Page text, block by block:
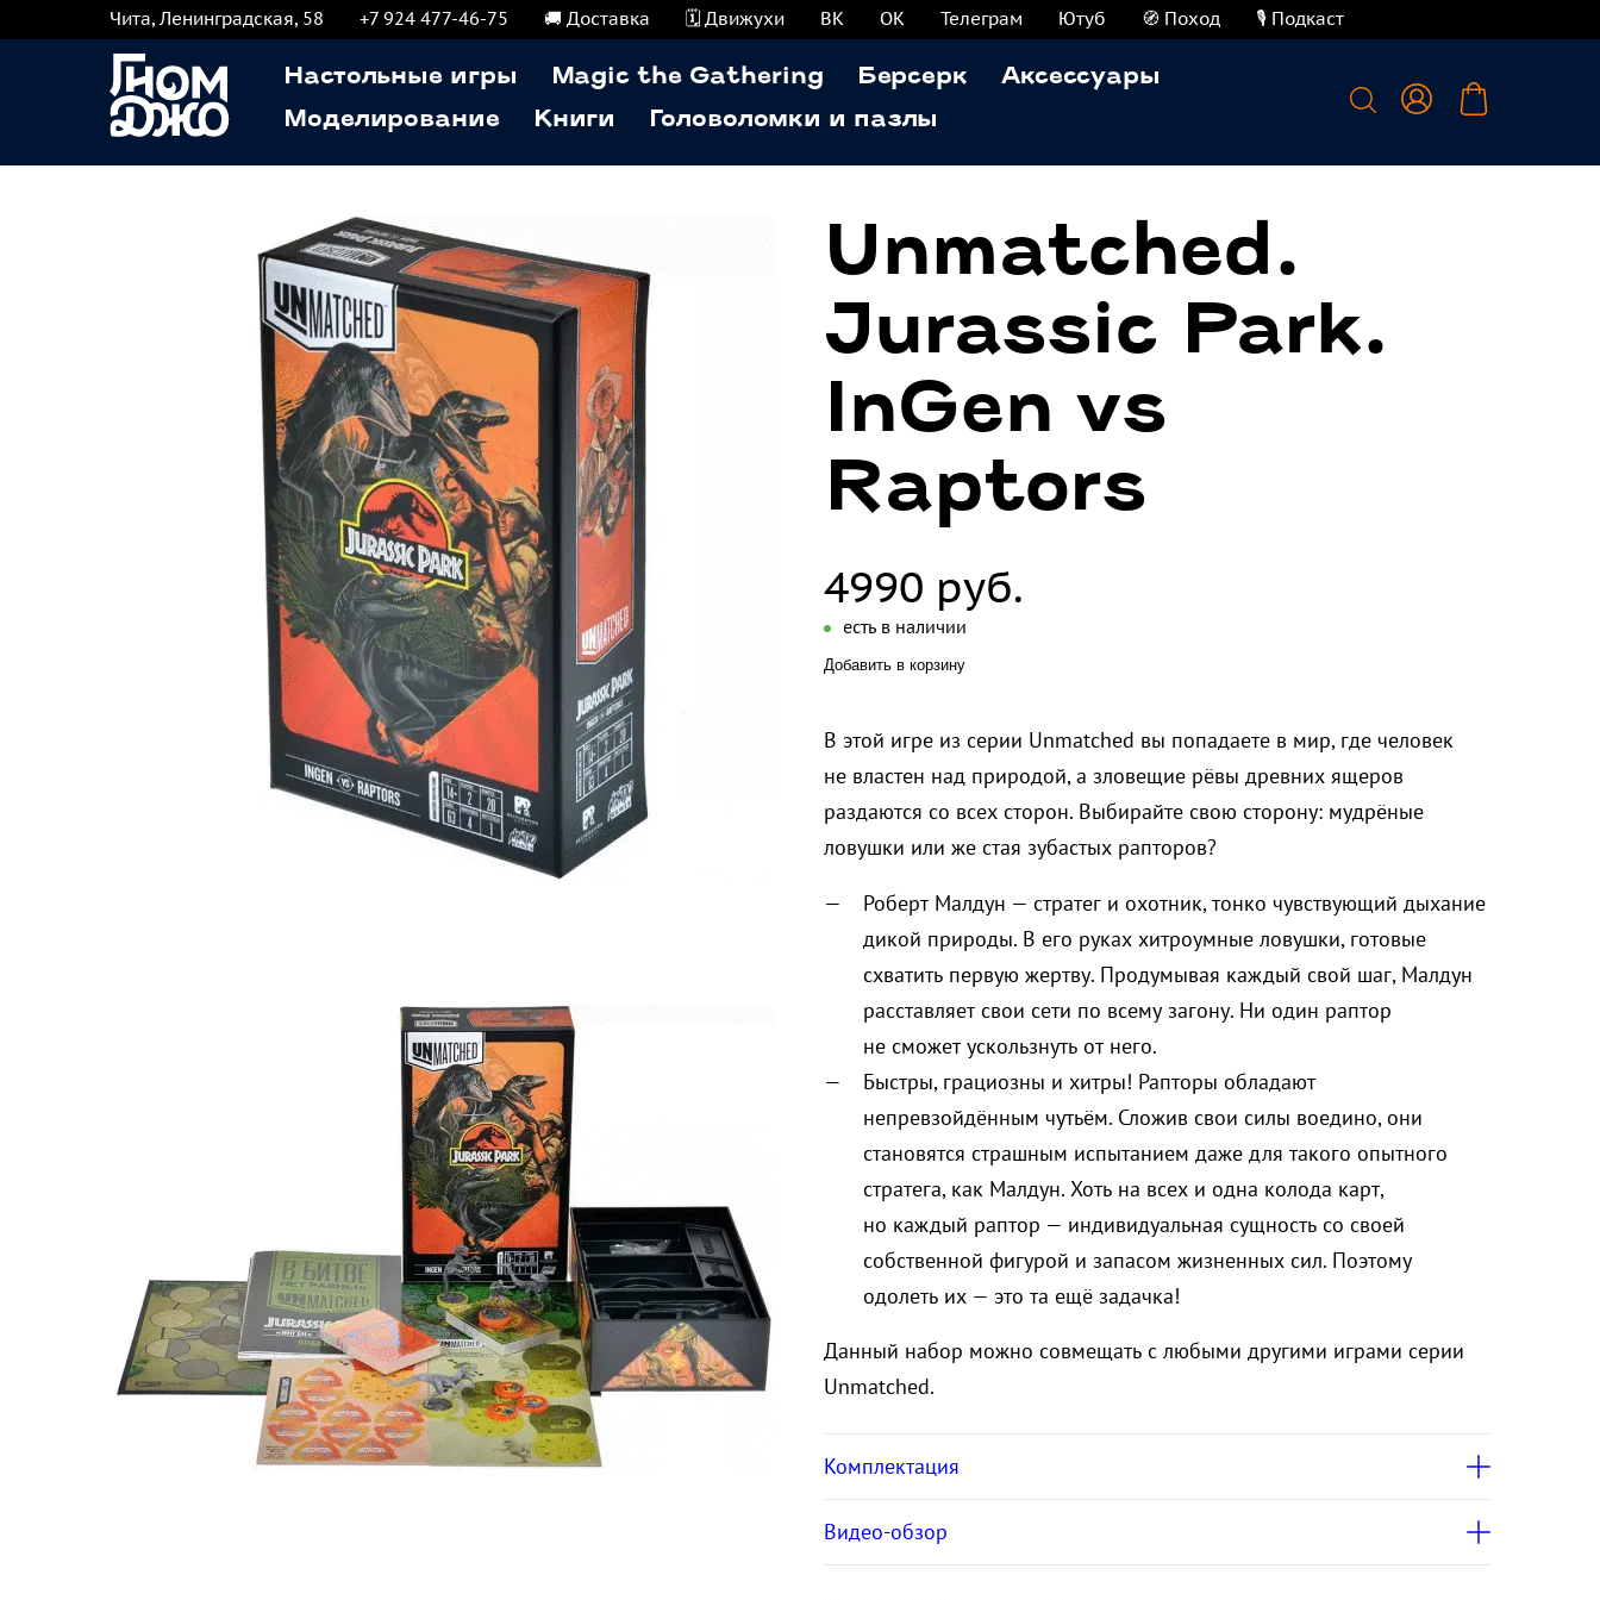
Чита, Ленинградская, 58 +7 924 477-46-75 🚚 Доставка 🗓️ Движухи ВК ОК Телеграм Ютуб 🧭 Поход 🎙️ Подкаст
Настольные игры Magic the Gathering Берсерк
Аксессуары
Моделирование
Книги Головоломки и пазлы
Unmatched.
Jurassic Park.
InGen vs
Raptors
4990 руб.
есть в наличии
Добавить в корзину
В этой игре из серии Unmatched вы попадаете в мир, где человек
не властен над природой, а зловещие рёвы древних ящеров
раздаются со всех сторон. Выбирайте свою сторону: мудрёные
ловушки или же стая зубастых рапторов?
Роберт Малдун — стратег и охотник, тонко чувствующий дыхание
дикой природы. В его руках хитроумные ловушки, готовые
схватить первую жертву. Продумывая каждый свой шаг, Малдун
расставляет свои сети по всему загону. Ни один раптор
не сможет ускользнуть от него.
Быстры, грациозны и хитры! Рапторы обладают
непревзойдённым чутьём. Сложив свои силы воедино, они
становятся страшным испытанием даже для такого опытного
стратега, как Малдун. Хоть на всех и одна колода карт,
но каждый раптор — индивидуальная сущность со своей
собственной фигурой и запасом жизненных сил. Поэтому
одолеть их — это та ещё задачка!
Данный набор можно совмещать с любыми другими играми серии
Unmatched.
Комплектация
Видео-обзор